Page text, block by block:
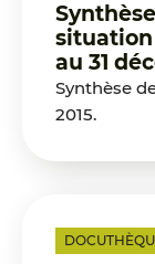
au 31
Synthèse
2015.